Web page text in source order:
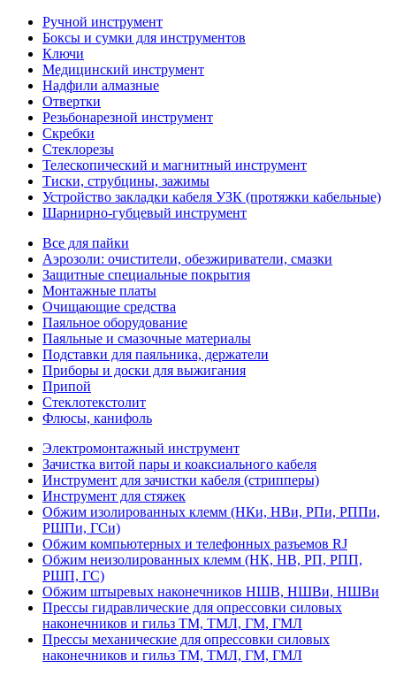
Ручной инструмент
Боксы и сумки для инструментов
Ключи
Медицинский инструмент
Надфили алмазные
Отвертки
Резьбонарезной инструмент
Скребки
Стеклорезы
Телескопический и магнитный инструмент
Тиски, струбцины, зажимы
Устройство закладки кабеля УЗК (протяжки кабельные)
Шарнирно-губцевый инструмент
Все для пайки
Аэрозоли: очистители, обезжириватели, смазки
Защитные специальные покрытия
Монтажные платы
Очищающие средства
Паяльное оборудование
Паяльные и смазочные материалы
Подставки для паяльника, держатели
Приборы и доски для выжигания
Припой
Стеклотекстолит
Флюсы, канифоль
Электромонтажный инструмент
Зачистка витой пары и коаксиального кабеля
Инструмент для зачистки кабеля (стрипперы)
Инструмент для стяжек
Обжим изолированных клемм (НКи, НВи, РПи, РППи,
РШПи, ГСи)
Обжим компьютерных и телефонных разъемов RJ
Обжим неизолированных клемм (НК, НВ, РП, РПП,
РШП, ГС)
Обжим штыревых наконечников НШВ, НШВи, НШВи
Прессы гидравлические для опрессовки силовых
наконечников и гильз ТМ, ТМЛ, ГМ, ГМЛ
Прессы механические для опрессовки силовых
наконечников и гильз ТМ, ТМЛ, ГМ, ГМЛ